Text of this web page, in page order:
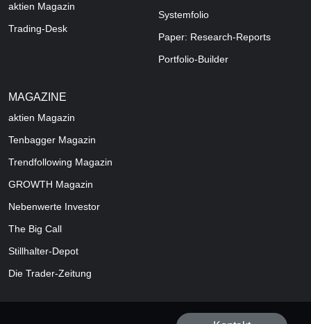
aktien Magazin
Trading-Desk
Systemfolio
Paper: Research-Reports
Portfolio-Builder
MAGAZINE
aktien Magazin
Tenbagger Magazin
Trendfollowing Magazin
GROWTH Magazin
Nebenwerte Investor
The Big Call
Stillhalter-Depot
Die Trader-Zeitung